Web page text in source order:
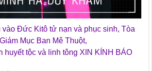
vào Đức Kitô tử nạn và phục sinh, Tòa
Giám Mục Ban Mê Thuột,
huyết tộc và linh tông XIN KÍNH BÁO